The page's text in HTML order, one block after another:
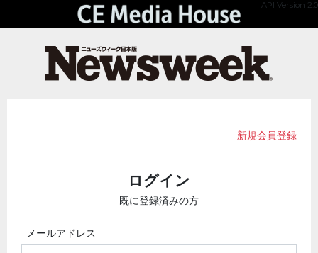
API Version 2.0
新規会員登録
ログイン
既に登録済みの方
メールアドレス